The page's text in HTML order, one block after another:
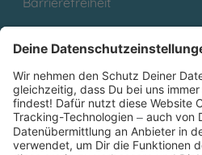
Partnerprogramm (Affiliate)
Folge uns auf